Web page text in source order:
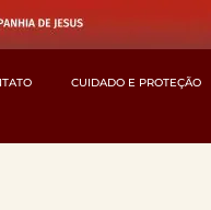
CUIDADO E PROTEÇÃO